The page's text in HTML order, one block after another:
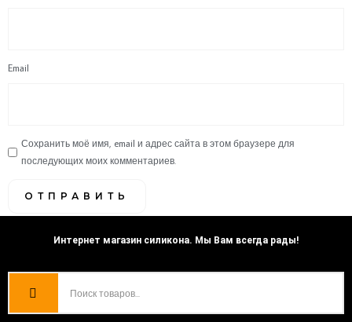
Email
Сохранить моё имя, email и адрес сайта в этом браузере для
последующих моих комментариев.
Интернет магазин силикона. Мы Вам всегда рады!